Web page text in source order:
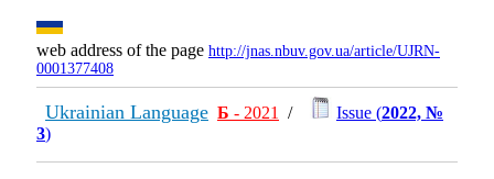
web address of the page http://jnas.nbuv.gov.ua/article/UJRN-
0001377408
Ukrainian Language Б - 2021 / Issue (2022, №
3)